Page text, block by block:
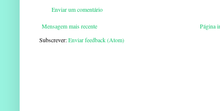
Enviar um comentário
Mensagem mais recente
Página
Subscrever:Enviar feedback (Atom)